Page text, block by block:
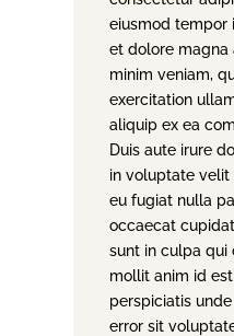
eiusmod tempor
et dolore magna
minim veniam,
exercitation
aliquip ex ea
Duis aute irure
in voluptate
eu fugiat nulla
occaecat
sunt in culpa qui
mollit anim id
perspiciatis
error sit